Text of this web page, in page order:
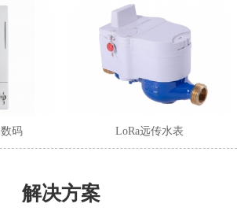
码 LoRa远传水表
解决方案